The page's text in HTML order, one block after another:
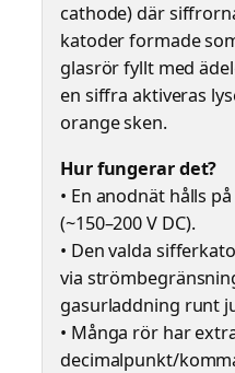
cathode) där
katoder formade
glasrör fyllt med
en siffra aktiveras
orange sken.
Hur fungerar det?
• En anodnät hålls
(~150–200 V DC).
• Den valda
via
gasurladdning runt
• Många rör har
decimalpunkt/